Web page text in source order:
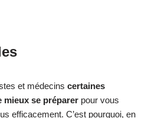
et médecins certaines
mieux se préparer pour vous
efficacement. C’est pourquoi, en